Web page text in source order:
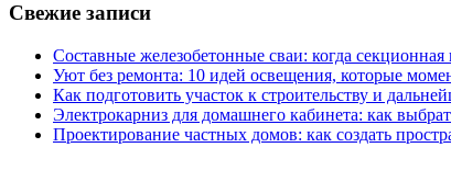
Свежие записи
Составные железобетонные сваи: когда
Уют без ремонта: 10 идей освещения, которые
Как подготовить участок к строительству и
Электрокарниз для домашнего кабинета: как
Проектирование частных домов: как создать